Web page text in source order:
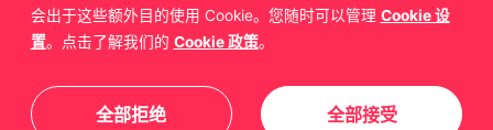
联系我们
会出于这些额外目的使用 Cookie。您随时可以管理 Cookie 设
置。点击了解我们的 Cookie 政策。
全部拒绝 全部接受